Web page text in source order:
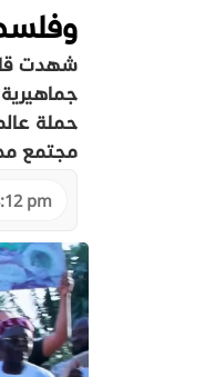
شهدت
حملة
مجتمع
pm